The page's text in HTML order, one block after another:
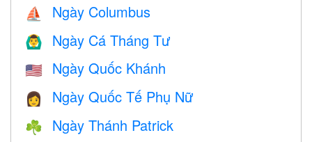
⛵️ Ngày Columbus
🙆‍♂️ Ngày Cá Tháng Tư
🇺🇸 Ngày Quốc Khánh
👩 Ngày Quốc Tế Phụ Nữ
☘️ Ngày Thánh Patrick